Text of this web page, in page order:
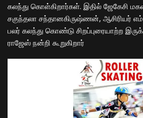
கலந்து கொள்கிறார்கள். இதில் ஜேகேசி
சகுந்தலா சந்தானகிருஷ்ணன், ஆசிரியர்
பலர் கலந்து கொண்டு சிறப்புரையாற்ற
ராஜேஸ் நன்றி கூறுகிறார்